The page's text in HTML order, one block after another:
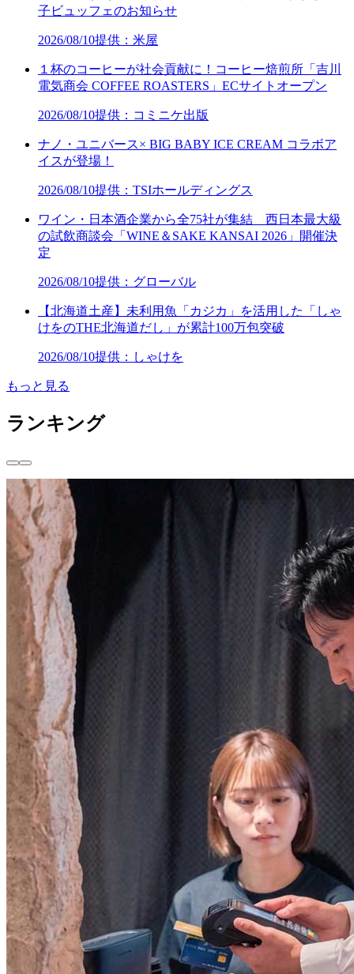
子ビュッフェのお知らせ
2026/08/10提供：米屋
１杯のコーヒーが社会貢献に！コーヒー焙煎所「吉川
電気商会 COFFEE ROASTERS」ECサイトオープン
2026/08/10提供：コミニケ出版
ナノ・ユニバース× BIG BABY ICE CREAM コラボア
イスが登場！
2026/08/10提供：TSIホールディングス
ワイン・日本酒企業から全75社が集結 西日本最大級
の試飲商談会「WINE＆SAKE KANSAI 2026」開催決
定
2026/08/10提供：グローバル
【北海道土産】未利用魚「カジカ」を活用した「しゃ
けをのTHE北海道だし」が累計100万包突破
2026/08/10提供：しゃけを
もっと見る
ランキング